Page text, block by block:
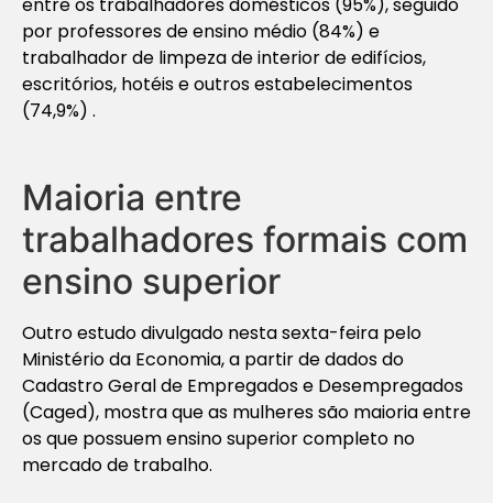
por professores de ensino médio (84%) e
trabalhador de limpeza de interior de edifícios,
escritórios, hotéis e outros estabelecimentos
(74,9%) .
Maioria entre
trabalhadores formais com
ensino superior
Outro estudo divulgado nesta sexta-feira pelo
Ministério da Economia, a partir de dados do
Cadastro Geral de Empregados e Desempregados
(Caged), mostra que as mulheres são maioria entre
os que possuem ensino superior completo no
mercado de trabalho.